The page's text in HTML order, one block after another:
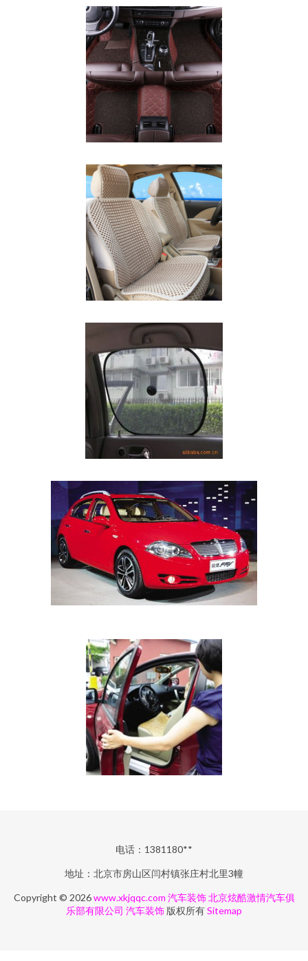
电话：1381180**
地址：北京市房山区闫村镇张庄村北里3幢
Copyright © 2026www.xkjqqc.com 汽车装饰 北京炫酷激情汽车俱
乐部有限公司 汽车装饰 版权所有Sitemap